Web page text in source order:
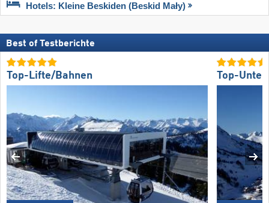
Hotels: Kleine Beskiden (Beskid Mały)
Best of Testberichte
Top-Lifte/Bahnen Top-